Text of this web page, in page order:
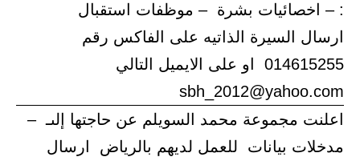
: – اخصائيات بشرة – موظفات استقبال
ارسال السيرة الذاتيه على الفاكس رقم
014615255 او على الايميل التالي
sbh_2012@yahoo.com
اعلنت مجموعة محمد السويلم عن حاجتها إلىـ –
مدخلات بيانات للعمل لديهم بالرياض ارسال